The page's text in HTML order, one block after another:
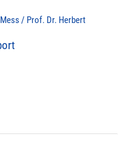
/ Prof. Dr. Herbert